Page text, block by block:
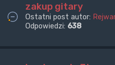
zakup gitary
Ostatni post autor:
Odpowiedzi: 638